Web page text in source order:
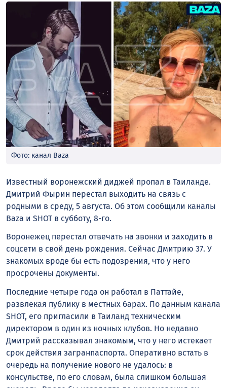
Фото: канал Baza
Известный воронежский диджей пропал в Таиланде.
Дмитрий Фырин перестал выходить на связь с
родными в среду, 5 августа. Об этом сообщили каналы
Baza и SHOT в субботу, 8-го.
Воронежец перестал отвечать на звонки и заходить в
соцсети в свой день рождения. Сейчас Дмитрию 37. У
знакомых вроде бы есть подозрения, что у него
просрочены документы.
Последние четыре года он работал в Паттайе,
развлекая публику в местных барах. По данным канала
SHOT, его пригласили в Таиланд техническим
директором в один из ночных клубов. Но недавно
Дмитрий рассказывал знакомым, что у него истекает
срок действия загранпаспорта. Оперативно встать в
очередь на получение нового не удалось: в
консульстве, по его словам, была слишком большая